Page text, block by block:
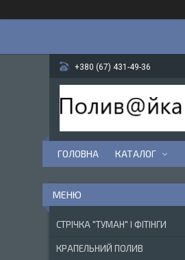
+380 (67) 431-49-36
ГОЛОВНА КАТАЛОГ
СТРІЧКА "ТУМАН" І ФІТІНГИ
КРАПЕЛЬНИЙ ПОЛИВ